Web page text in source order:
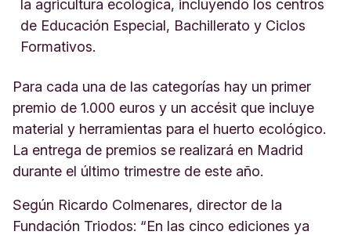
la agricultura ecológica, incluyendo los centros
de Educación Especial, Bachillerato y Ciclos
Formativos.
Para cada una de las categorías hay un primer
premio de 1.000 euros y un accésit que incluye
material y herramientas para el huerto ecológico.
La entrega de premios se realizará en Madrid
durante el último trimestre de este año.
Según Ricardo Colmenares, director de la
Fundación Triodos: “En las cinco ediciones ya